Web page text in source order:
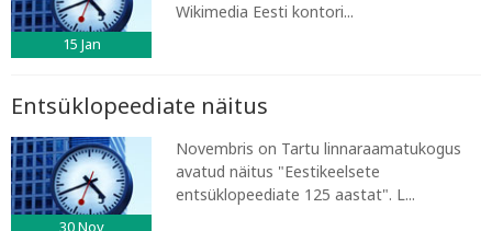
15 Jan
Wikimedia Eesti kontori...
Entsüklopeediate näitus
30Nov
Novembris on Tartu linnaraamatukogus
avatud näitus "Eestikeelsete
entsüklopeediate 125 aastat". L...